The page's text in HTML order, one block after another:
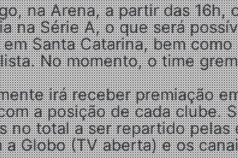
na Arena, a partir das 16h,
na Série A, o que será
em Santa Catarina, bem
No momento, o time
irá receber premiação
a posição de cada clube.
no total a ser repartido pelas
Globo (TV aberta) e os